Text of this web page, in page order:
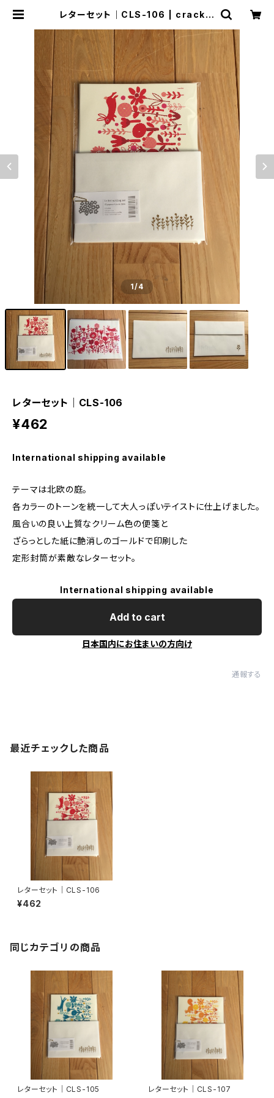
レターセット｜CLS-106 | crackle
1/4
レターセット｜CLS-106
¥462
International shipping available
テーマは北欧の庭。
各カラーのトーンを統一して大人っぽいテイストに仕上げました。
風合いの良い上質なクリーム色の便箋と
ざらっとした紙に艶消しのゴールドで印刷した
定形封筒が素敵なレターセット。
International shipping available
Add to cart
日本国内にお住まいの方向け
通報する
最近チェックした商品
レターセット｜CLS-106
¥462
同じカテゴリの商品
レターセット｜CLS-105 レターセット｜CLS-107